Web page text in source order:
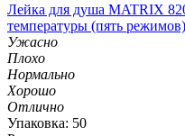
Лейка для душа MATRIX
температуры (пять режимов)
Ужасно
Плохо
Нормально
Хорошо
Отлично
Упаковка: 50